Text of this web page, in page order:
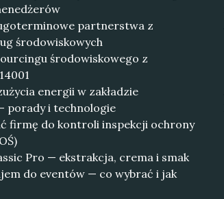
partnerstwa z
środowiskowych
środowiskowego z
energii w zakładzie
porady i technologie
firmę do kontroli inspekcji ochrony
Pro — ekstrakcja, crema i smak
do eventów — co wybrać i jak